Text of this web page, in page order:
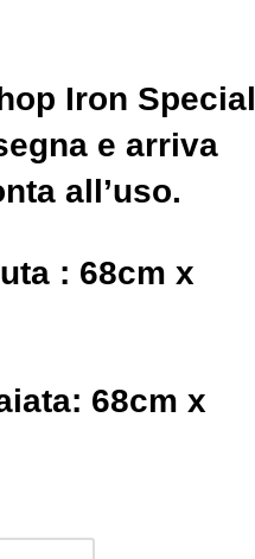
Iron Special
e arriva
all’uso.
: 68cm x
68cm x